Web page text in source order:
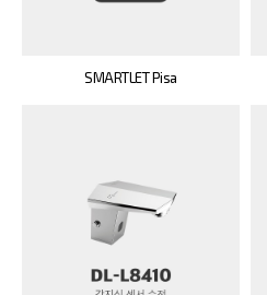
SMARTLET Pisa